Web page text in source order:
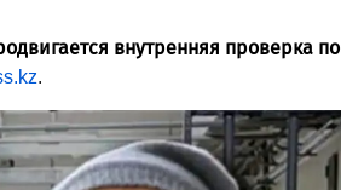
внутренняя проверка по
.